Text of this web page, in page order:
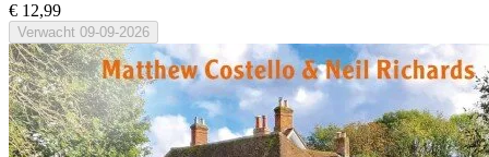
€ 12,99
Verwacht 09-09-2026